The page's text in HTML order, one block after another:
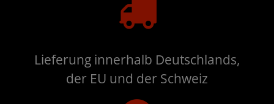
Lieferung innerhalb Deutschlands,
der EU und der Schweiz